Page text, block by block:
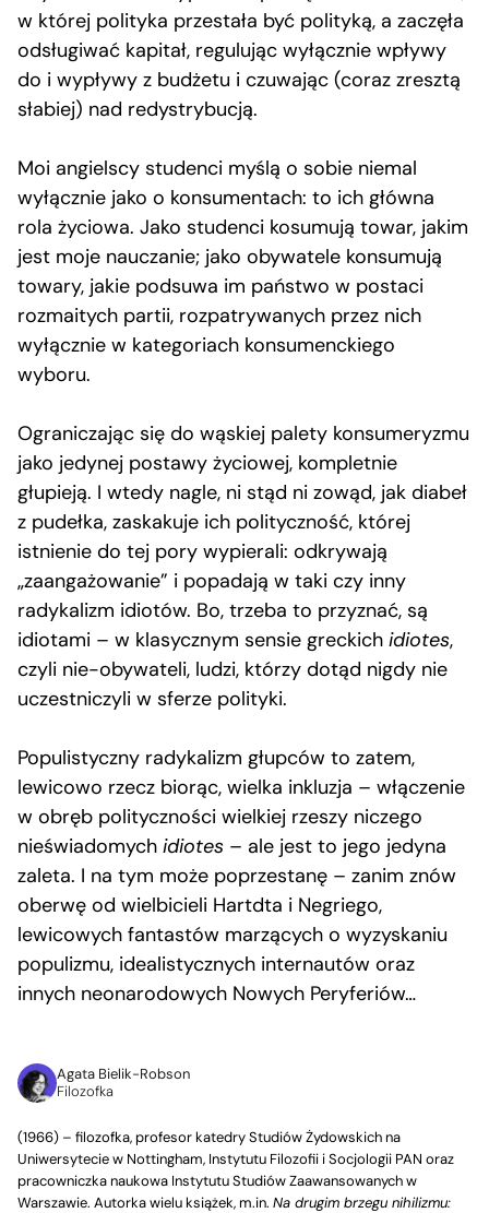
w której polityka przestała być polityką, a zaczęła
odsługiwać kapitał, regulując wyłącznie wpływy
do i wypływy z budżetu i czuwając (coraz zresztą
słabiej) nad redystrybucją.
Moi angielscy studenci myślą o sobie niemal
wyłącznie jako o konsumentach: to ich główna
rola życiowa. Jako studenci kosumują towar, jakim
jest moje nauczanie; jako obywatele konsumują
towary, jakie podsuwa im państwo w postaci
rozmaitych partii, rozpatrywanych przez nich
wyłącznie w kategoriach konsumenckiego
wyboru.
Ograniczając się do wąskiej palety konsumeryzmu
jako jedynej postawy życiowej, kompletnie
głupieją. I wtedy nagle, ni stąd ni zowąd, jak diabeł
z pudełka, zaskakuje ich polityczność, której
istnienie do tej pory wypierali: odkrywają
„zaangażowanie” i popadają w taki czy inny
radykalizm idiotów. Bo, trzeba to przyznać, są
idiotami – w klasycznym sensie greckich idiotes,
czyli nie-obywateli, ludzi, którzy dotąd nigdy nie
uczestniczyli w sferze polityki.
Populistyczny radykalizm głupców to zatem,
lewicowo rzecz biorąc, wielka inkluzja – włączenie
w obręb polityczności wielkiej rzeszy niczego
nieświadomych idiotes – ale jest to jego jedyna
zaleta. I na tym może poprzestanę – zanim znów
oberwę od wielbicieli Hartdta i Negriego,
lewicowych fantastów marzących o wyzyskaniu
populizmu, idealistycznych internautów oraz
innych neonarodowych Nowych Peryferiów…
Agata Bielik-Robson
Filozofka
(1966) – filozofka, profesor katedry Studiów Żydowskich na
Uniwersytecie w Nottingham, Instytutu Filozofii i Socjologii PAN oraz
pracowniczka naukowa Instytutu Studiów Zaawansowanych w
Warszawie. Autorka wielu książek, m.in. Na drugim brzegu nihilizmu: